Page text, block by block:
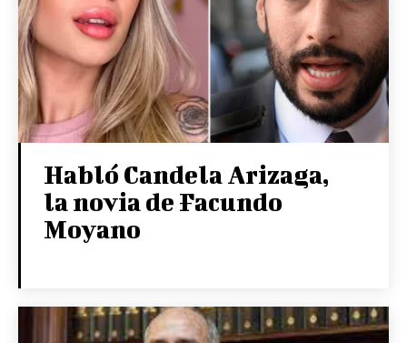
Habló Candela Arizaga,
la novia de Facundo
Moyano